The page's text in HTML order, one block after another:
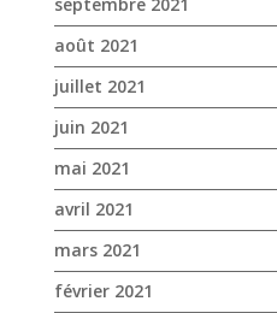
avril 2021
mars 2021
février 2021
janvier 2021
novembre 2020
octobre 2020
septembre 2020
août 2020